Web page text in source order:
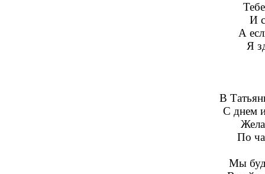
И
А
Я
В
С днем
По
Мы